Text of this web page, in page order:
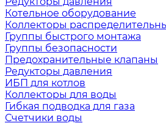
Котельное оборудование
Коллекторы
Группы быстрого монтажа
Группы безопасности
Предохранительные клапаны
Редукторы давления
ИБП для котлов
Коллекторы для воды
Гибкая подводка для газа
Счетчики воды